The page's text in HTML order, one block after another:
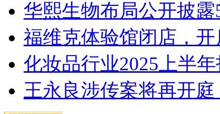
华熙生物布局公开披
福维克体验馆闭店，
化妆品行业2025上半
王永良涉传案将再开